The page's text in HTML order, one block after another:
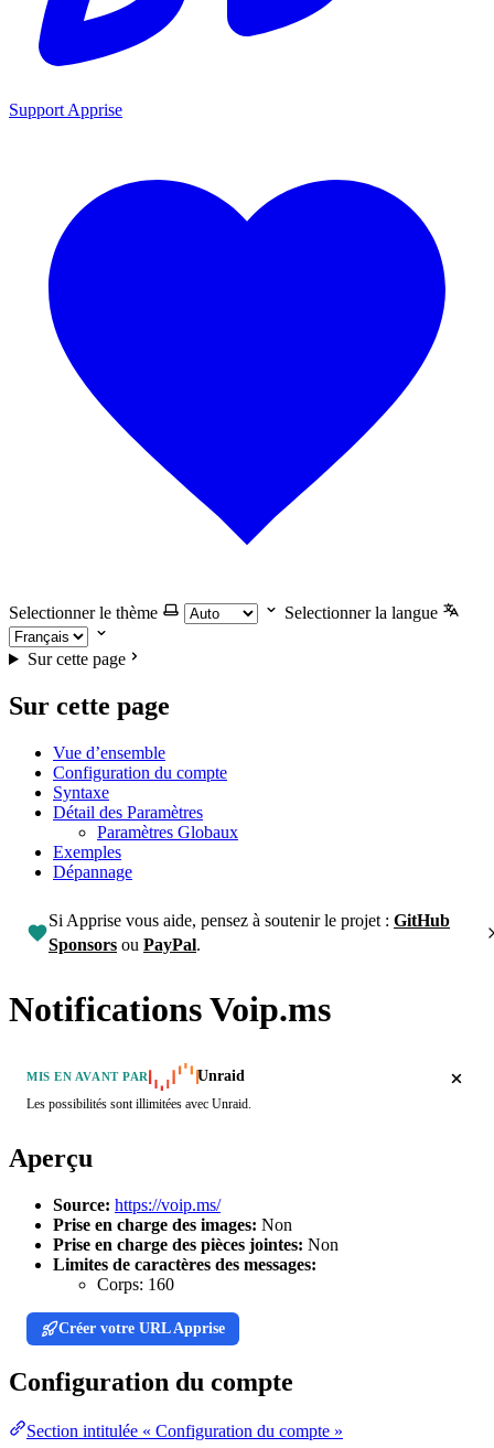
Support Apprise
Selectionner le thème Selectionner la langue
Sur cette page
Sur cette page
Vue d’ensemble
Configuration du compte
Syntaxe
Détail des Paramètres
Paramètres Globaux
Exemples
Dépannage
Si Apprise vous aide, pensez à soutenir le projet : GitHub
Sponsors ou PayPal.
Notifications Voip.ms
MIS EN AVANT PAR Unraid
Les possibilités sont illimitées avec Unraid.
Aperçu
Source: https://voip.ms/
Prise en charge des images: Non
Prise en charge des pièces jointes: Non
Limites de caractères des messages:
Corps: 160
Créer votre URL Apprise
Configuration du compte
Section intitulée « Configuration du compte »